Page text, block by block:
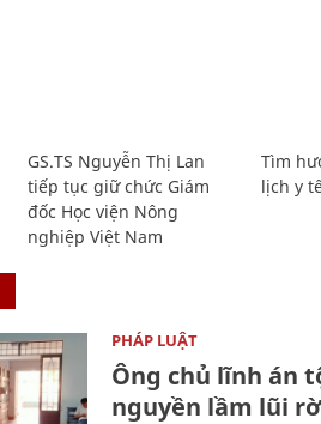
GS.TS Nguyễn Thị Lan
tiếp tục giữ chức Giám
đốc Học viện Nông
nghiệp Việt Nam
Tìm
lịch y
PHÁP LUẬT
Ông chủ lĩnh án
nguyền lầm lũi